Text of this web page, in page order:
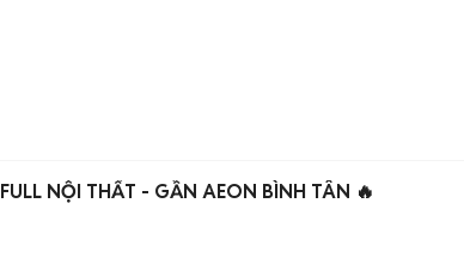
PHÒNG CHO THUÊ GÁC CAO - FULL NỘI THẤT - GẦN AEON BÌNH TÂN 🔥